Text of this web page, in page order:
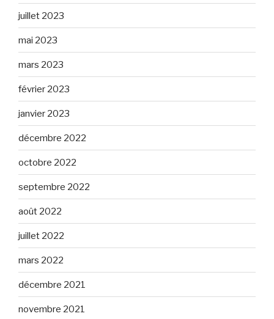
juillet 2023
mai 2023
mars 2023
février 2023
janvier 2023
décembre 2022
octobre 2022
septembre 2022
août 2022
juillet 2022
mars 2022
décembre 2021
novembre 2021